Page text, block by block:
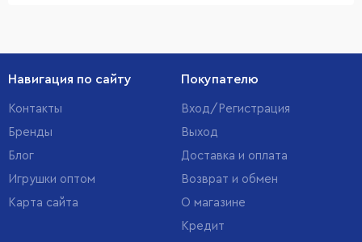
Навигация по сайту
Контакты
Бренды
Блог
Игрушки оптом
Карта сайта
Покупателю
Вход/Регистрация
Выход
Доставка и оплата
Возврат и обмен
О магазине
Кредит